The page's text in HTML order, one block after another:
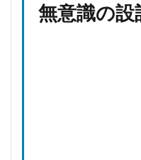
無意識の